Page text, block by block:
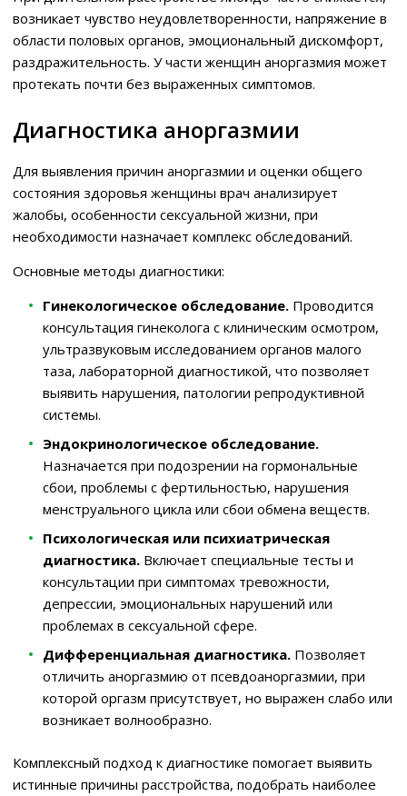
возникает чувство неудовлетворенности, напряжение в
области половых органов, эмоциональный дискомфорт,
раздражительность. У части женщин аноргазмия может
протекать почти без выраженных симптомов.
Диагностика аноргазмии
Для выявления причин аноргазмии и оценки общего
состояния здоровья женщины врач анализирует
жалобы, особенности сексуальной жизни, при
необходимости назначает комплекс обследований.
Основные методы диагностики:
Гинекологическое обследование. Проводится
консультация гинеколога с клиническим осмотром,
ультразвуковым исследованием органов малого
таза, лабораторной диагностикой, что позволяет
выявить нарушения, патологии репродуктивной
системы.
Эндокринологическое обследование.
Назначается при подозрении на гормональные
сбои, проблемы с фертильностью, нарушения
менструального цикла или сбои обмена веществ.
Психологическая или психиатрическая
диагностика. Включает специальные тесты и
консультации при симптомах тревожности,
депрессии, эмоциональных нарушений или
проблемах в сексуальной сфере.
Дифференциальная диагностика. Позволяет
отличить аноргазмию от псевдоаноргазмии, при
которой оргазм присутствует, но выражен слабо или
возникает волнообразно.
Комплексный подход к диагностике помогает выявить
истинные причины расстройства, подобрать наиболее